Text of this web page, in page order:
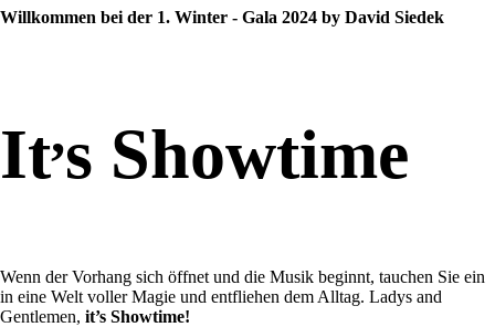
Willkommen bei der 1. Winter - Gala 2024 by David Siedek
It,s Showtime
Wenn der Vorhang sich öffnet und die Musik beginnt, tauchen Sie ein
in eine Welt voller Magie und entfliehen dem Alltag. Ladys and
Gentlemen, it’s Showtime!